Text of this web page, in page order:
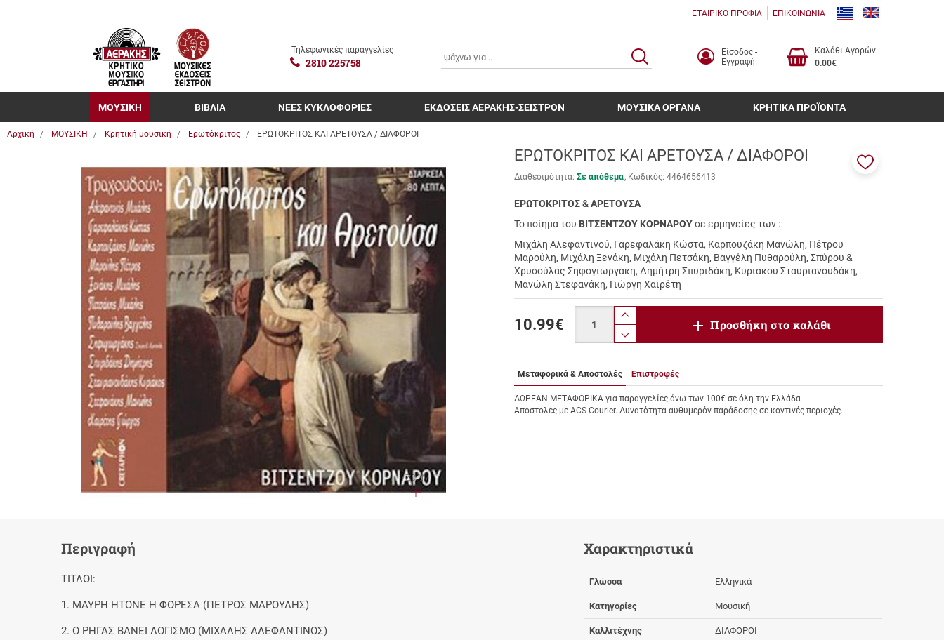
ΕΤΑΙΡΙΚΟ ΠΡΟΦΙΛ ΕΠΙΚΟΙΝΩΝΙΑ
Τηλεφωνικές παραγγελίες
2810 225758
ΑΝΑΖΗΤΗΣΗ
Είσοδος -
Εγγραφή
Καλάθι Αγορών
0.00€
ΜΟΥΣΙΚΗ ΒΙΒΛΙΑ ΝΕΕΣ ΚΥΚΛΟΦΟΡΙΕΣ ΕΚΔΟΣΕΙΣ ΑΕΡΑΚΗΣ-ΣΕΙΣΤΡΟΝ ΜΟΥΣΙΚΑ ΟΡΓΑΝΑ ΚΡΗΤΙΚΑ ΠΡΟΪΟΝΤΑ
Αρχική ΜΟΥΣΙΚΗ Κρητική μουσική Ερωτόκριτος ΕΡΩΤΟΚΡΙΤΟΣ ΚΑΙ ΑΡΕΤΟΥΣΑ / ΔΙΑΦΟΡΟΙ
ZOOM
ΕΡΩΤΟΚΡΙΤΟΣ ΚΑΙ ΑΡΕΤΟΥΣΑ / ΔΙΑΦΟΡΟΙ
Διαθεσιμότητα: Σε απόθεμα Κωδικός: 4464656413
ΕΡΩΤΟΚΡΙΤΟΣ & ΑΡΕΤΟΥΣΑ
Το ποίημα του ΒΙΤΣΕΝΤΖΟΥ ΚΟΡΝΑΡΟΥσε ερμηνείες των :
Μιχάλη Αλεφαντινού, Γαρεφαλάκη Κώστα, Καρπουζάκη Μανώλη, Πέτρου
Μαρούλη, Μιχάλη Ξενάκη, Μιχάλη Πετσάκη, Βαγγέλη Πυθαρούλη, Σπύρου &
Χρυσούλας Σηφογιωργάκη, Δημήτρη Σπυριδάκη, Κυριάκου Σταυριανουδάκη,
Μανώλη Στεφανάκη, Γιώργη Χαιρέτη
10.99€
product.increase.quantity
product.decrease.quantity
Προσθήκη στο καλάθι
Μεταφορικά & Αποστολές Επιστροφές
ΔΩΡΕΑΝ ΜΕΤΑΦΟΡΙΚΑ για παραγγελίες άνω των 100€ σε όλη την Ελλάδα
Αποστολές με ACS Courier. Δυνατότητα αυθυμερόν παράδοσης σε κοντινές περιοχές.
Περιγραφή
ΤΙΤΛΟΙ:
1. ΜΑΥΡΗ ΗΤΟΝΕ Η ΦΟΡΕΣΑ (ΠΕΤΡΟΣ ΜΑΡΟΥΛΗΣ)
2. Ο ΡΗΓΑΣ ΒΑΝΕΙ ΛΟΓΙΣΜΟ (ΜΙΧΑΛΗΣ ΑΛΕΦΑΝΤΙΝΟΣ)
Χαρακτηριστικά
Γλώσσα Ελληνικά
Κατηγορίες Μουσική
Καλλιτέχνης ΔΙΑΦΟΡΟΙ